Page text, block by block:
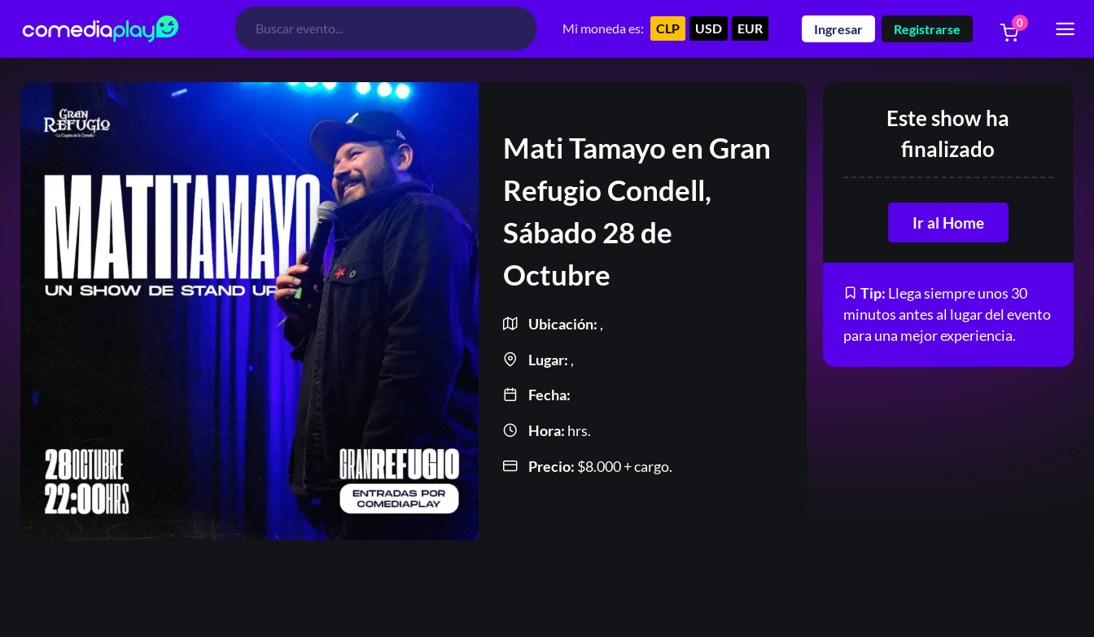
Búsqueda
de
productos
Mi moneda es: CLP USD EUR Ingresar Registrarse 0
Mati Tamayo en Gran
Refugio Condell,
Sábado 28 de
Octubre
Ubicación: ,
Lugar: ,
Fecha:
Hora: hrs.
Precio: $8.000+ cargo.
Este show ha
finalizado
Ir al Home
Tip: Llega siempre unos 30
minutos antes al lugar del evento
para una mejor experiencia.